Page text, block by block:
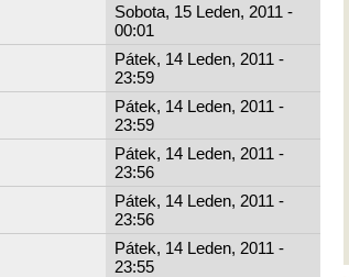
Sobota, 15 Leden, 2011 -
00:01
Pátek, 14 Leden, 2011 -
23:59
Pátek, 14 Leden, 2011 -
23:59
Pátek, 14 Leden, 2011 -
23:56
Pátek, 14 Leden, 2011 -
23:56
Pátek, 14 Leden, 2011 -
23:55